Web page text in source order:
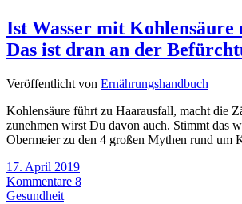
Ist Wasser mit Kohlensäure
Das ist dran an der
Veröffentlicht von Ernährungshandbuch
Kohlensäure führt zu Haarausfall, macht die
zunehmen wirst Du davon auch. Stimmt das
Obermeier zu den 4 großen Mythen rund um
17. April 2019
Kommentare 8
Gesundheit